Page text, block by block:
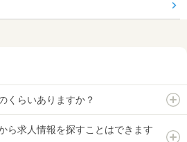
くらいありますか？
ら求人情報を探すことはできます